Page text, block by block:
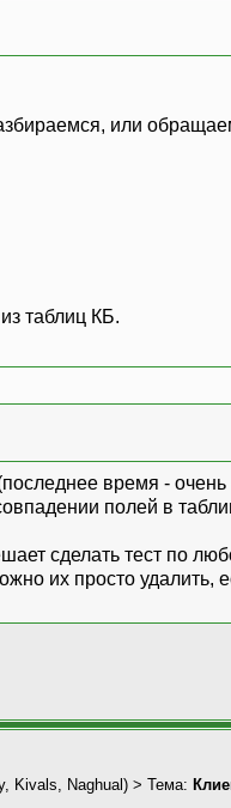
или
таблиц КБ.
время -
полей в
сделать тест по
их просто удалить,
, Kivals Naghual) > Тема: